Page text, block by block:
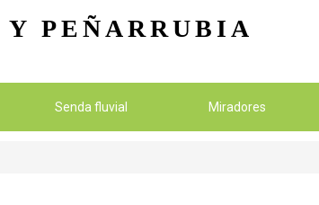
Y PEÑARRUBIA
Senda fluvial Miradores